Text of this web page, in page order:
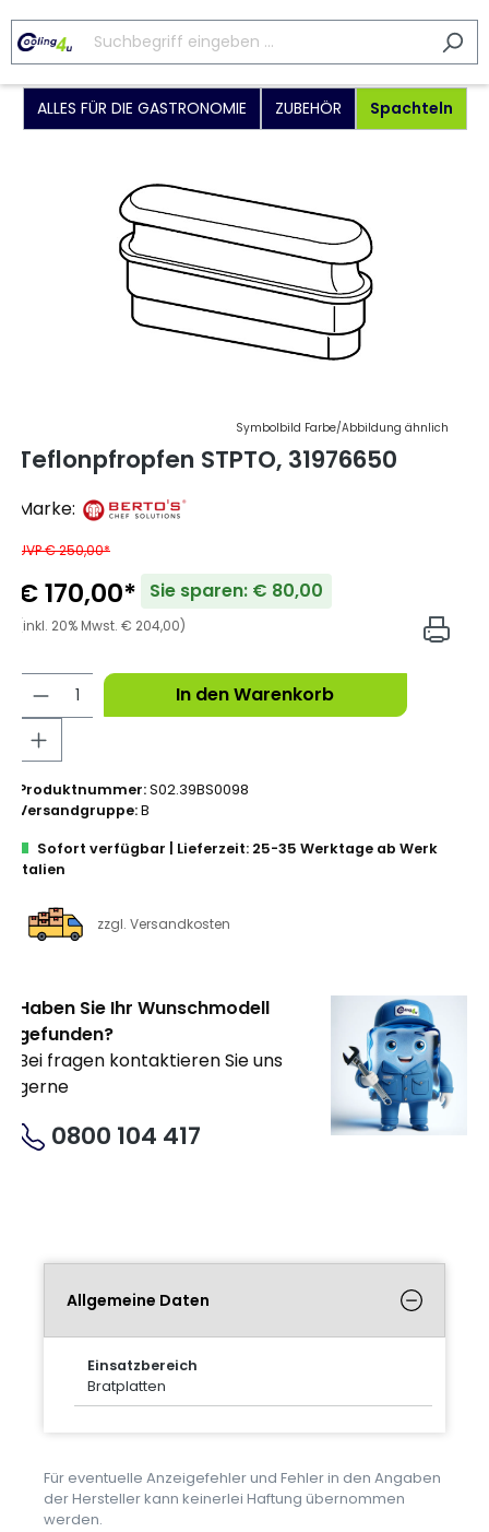
ALLES FÜR DIE GASTRONOMIE ZUBEHÖR Spachteln
Symbolbild Farbe/Abbildung ähnlich
Teflonpfropfen STPTO, 31976650
Marke:
UVP € 250,00*
€ 170,00* Sie sparen: € 80,00
(inkl. 20% Mwst. € 204,00)
In den Warenkorb
Produktnummer:S02.39BS0098
Versandgruppe:B
Sofort verfügbar | Lieferzeit: 25-35 Werktage ab Werk
Italien
zzgl. Versandkosten
Haben Sie Ihr Wunschmodell
gefunden?
Bei fragen kontaktieren Sie uns
gerne
0800 104 417
Allgemeine Daten
Einsatzbereich
Bratplatten
Für eventuelle Anzeigefehler und Fehler in den Angaben
der Hersteller kann keinerlei Haftung übernommen
werden.